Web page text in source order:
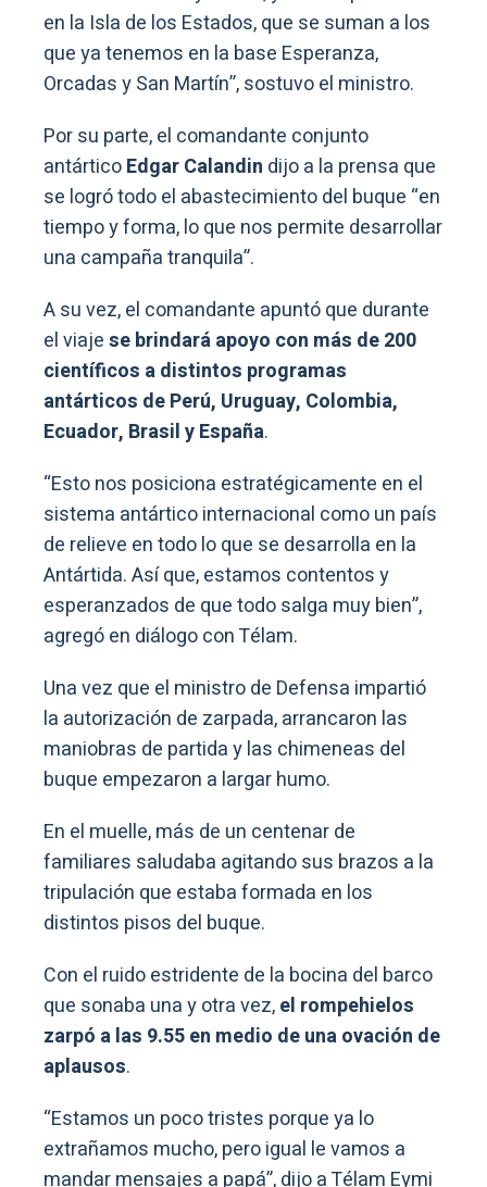
en la Isla de los Estados, que se suman a los
que ya tenemos en la base Esperanza,
Orcadas y San Martín”, sostuvo el ministro.
Por su parte, el comandante conjunto
antárticoEdgar Calandin dijo a la prensa que
se logró todo el abastecimiento del buque “en
tiempo y forma, lo que nos permite desarrollar
una campaña tranquila”.
A su vez, el comandante apuntó que durante
el viajese brindará apoyo con más de 200
científicos a distintos programas
antárticos de Perú, Uruguay, Colombia,
Ecuador, Brasil y España.
“Esto nos posiciona estratégicamente en el
sistema antártico internacional como un país
de relieve en todo lo que se desarrolla en la
Antártida. Así que, estamos contentos y
esperanzados de que todo salga muy bien”,
agregó en diálogo con Télam.
Una vez que el ministro de Defensa impartió
la autorización de zarpada, arrancaron las
maniobras de partida y las chimeneas del
buque empezaron a largar humo.
En el muelle, más de un centenar de
familiares saludaba agitando sus brazos a la
tripulación que estaba formada en los
distintos pisos del buque.
Con el ruido estridente de la bocina del barco
que sonaba una y otra vez,el rompehielos
zarpó a las 9.55 en medio de una ovación de
aplausos.
“Estamos un poco tristes porque ya lo
extrañamos mucho, pero igual le vamos a
mandar mensajes a papá”, dijo a Télam Eymi